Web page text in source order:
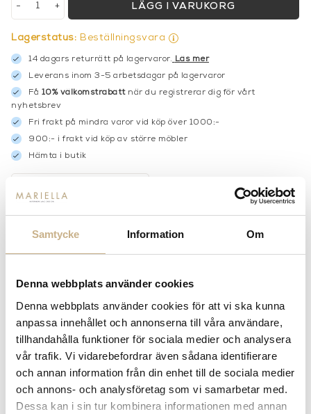
Samtycke Information Om
Denna webbplats använder cookies
Denna webbplats använder cookies för att vi ska kunna
anpassa innehållet och annonserna till våra användare,
tillhandahålla funktioner för sociala medier och analysera
vår trafik. Vi vidarebefordrar även sådana identifierare
och annan information från din enhet till de sociala medier
och annons- och analysföretag som vi samarbetar med.
Dessa kan i sin tur kombinera informationen med annan
+
- LÄGG I VARUKORG
Lagerstatus: Beställningsvara
14 dagars returrätt på lagervaror. Läs mer
Leverans inom 3-5 arbetsdagar på lagervaror
Få 10% välkomstrabattnär du registrerar dig för vårt
nyhetsbrev
Fri frakt på mindra varor vid köp över 1000:-
900:- i frakt vid köp av större möbler
Hämta i butik
BESKRIVNING
MER FRÅN DEDAR